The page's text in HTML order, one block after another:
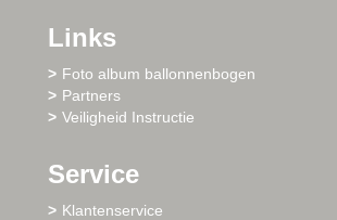
Links
Foto album ballonnenbogen
Partners
Veiligheid Instructie
Service
Klantenservice